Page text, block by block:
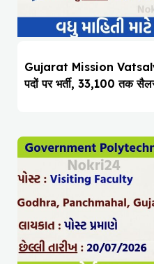
Gujarat Mission
पदों पर भर्ती, ₹33,100 तक